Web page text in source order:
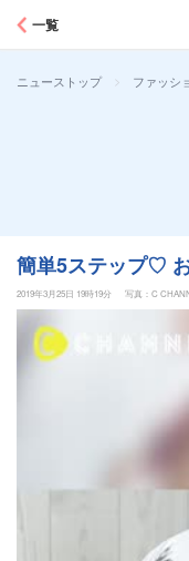
一覧
ニューストップ > ファッシ
簡単5ステップ♡
2019年3月25日 19時19分 写真：C